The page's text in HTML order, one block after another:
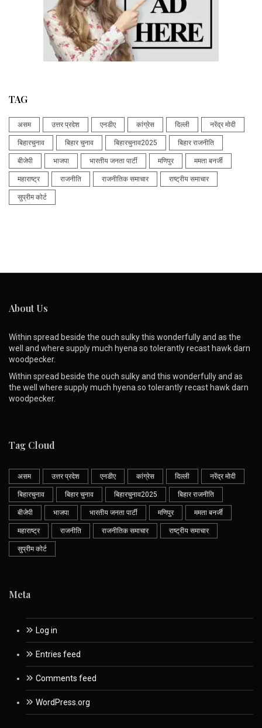
TAG
असम उत्तर प्रदेश एनडीए कांग्रेस दिल्ली नरेंद्र मोदी
बिहारचुनाव बिहार चुनाव बिहारचुनाव2025 बिहार राजनीति
बीजेपी भाजपा भारतीय जनता पार्टी मणिपुर ममता बनर्जी
महाराष्ट्र राजनीति राजनीतिक समाचार राष्ट्रीय समाचार
सुप्रीम कोर्ट
About Us
Within spread beside the ouch sulky this wonderfully and as the
well and where supply much hyena so tolerantly recast hawk darn
woodpecker.
Within spread beside the ouch sulky and this wonderfully and as
the well where supply much hyena so tolerantly recast hawk darn
woodpecker.
Tag Cloud
असम उत्तर प्रदेश एनडीए कांग्रेस दिल्ली नरेंद्र मोदी
बिहारचुनाव बिहार चुनाव बिहारचुनाव2025 बिहार राजनीति
बीजेपी भाजपा भारतीय जनता पार्टी मणिपुर ममता बनर्जी
महाराष्ट्र राजनीति राजनीतिक समाचार राष्ट्रीय समाचार
सुप्रीम कोर्ट
Meta
Log in
Entries feed
Comments feed
WordPress.org